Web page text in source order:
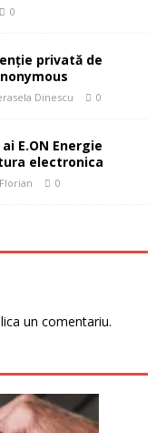
0
privată de
Dinescu 0
E.ON Energie
electronica
0
un comentariu.